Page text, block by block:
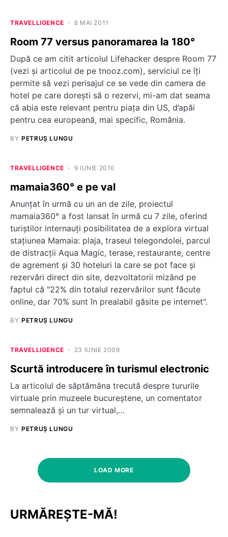
TRAVELLIGENCE 6 MAI 2011
Room 77 versus panoramarea la 180°
După ce am citit articolul Lifehacker despre Room 77
(vezi şi articolul de pe tnooz.com), serviciul ce îţi
permite să vezi perisajul ce se vede din camera de
hotel pe care doreşti să o rezervi, mi-am dat seama
că abia este relevant pentru piaţa din US, d’apăi
pentru cea europeană, mai specific, România.
BY PETRUȘ LUNGU
TRAVELLIGENCE 9 IUNIE 2010
mamaia360° e pe val
Anunțat în urmă cu un an de zile, proiectul
mamaia360° a fost lansat în urmă cu 7 zile, oferind
turiștilor internauți posibilitatea de a explora virtual
stațiunea Mamaia: plaja, traseul telegondolei, parcul
de distracții Aqua Magic, terase, restaurante, centre
de agrement și 30 hoteluri la care se pot face și
rezervări direct din site, dezvoltatorii mizând pe
faptul că "22% din totalul rezervărilor sunt făcute
online, dar 70% sunt în prealabil găsite pe internet".
BY PETRUȘ LUNGU
TRAVELLIGENCE 23 IUNIE 2009
Scurtă introducere în turismul electronic
La articolul de săptămâna trecută despre tururile
virtuale prin muzeele bucureştene, un comentator
semnalează şi un tur virtual,…
BY PETRUȘ LUNGU
LOAD MORE
URMĂREȘTE-MĂ!